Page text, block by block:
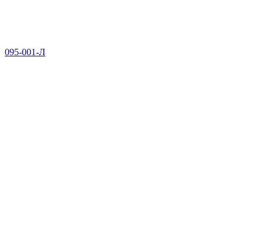
095-001-Л